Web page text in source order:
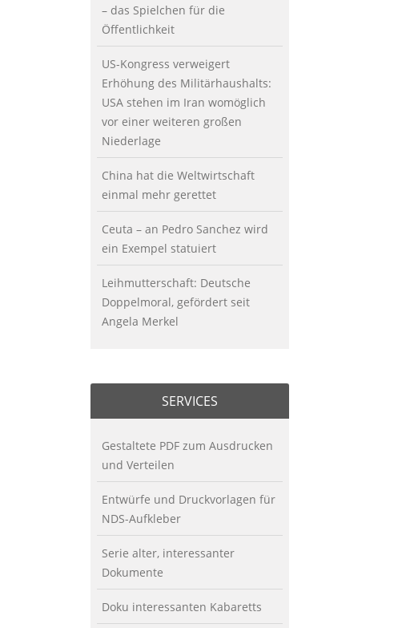
– das Spielchen für die
Öffentlichkeit
US-Kongress verweigert
Erhöhung des Militärhaushalts:
USA stehen im Iran womöglich
vor einer weiteren großen
Niederlage
China hat die Weltwirtschaft
einmal mehr gerettet
Ceuta – an Pedro Sanchez wird
ein Exempel statuiert
Leihmutterschaft: Deutsche
Doppelmoral, gefördert seit
Angela Merkel
SERVICES
Gestaltete PDF zum Ausdrucken
und Verteilen
Entwürfe und Druckvorlagen für
NDS-Aufkleber
Serie alter, interessanter
Dokumente
Doku interessanten Kabaretts